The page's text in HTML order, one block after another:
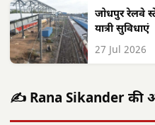
जोधपुर रेलवे
यात्री सुविधाएं
27 Jul 2026
✍️ Rana Sikander की